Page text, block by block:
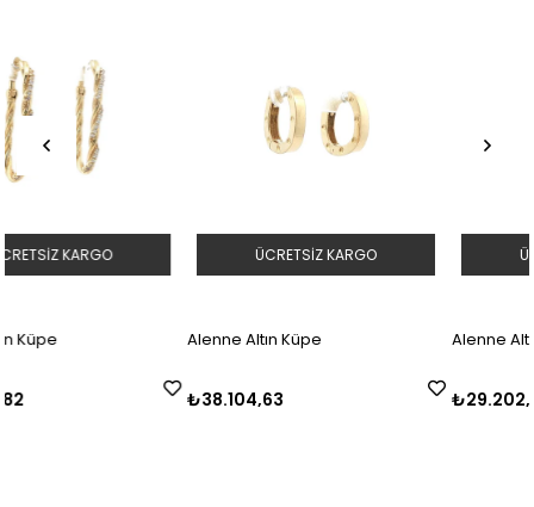
Alenne Altın Küpe
ÜCRETSIZ KARGO
Alenne Altın Küpe
ÜCRETSIZ KARGO